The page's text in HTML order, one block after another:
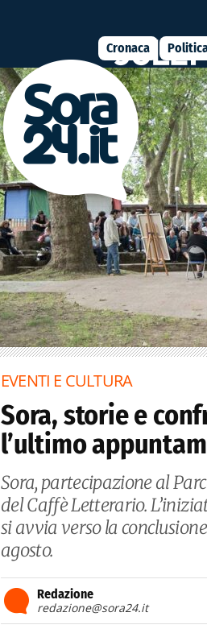
Cronaca
EVENTI E CULTURA
Sora, storie e
l’ultimo
Sora, partecipazione al
del Caffè Letterario.
si avvia verso la
agosto.
Redazione
redazione@sora24.it